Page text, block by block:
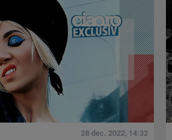
28 dec. 2022, 14:32